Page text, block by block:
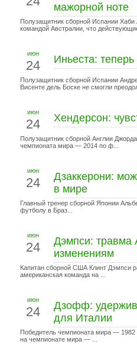
мажорной ноте
Полузащитник сборной Испании Хаби
командой Австралии, что
июн
24 Иньеста:
Полузащитник сборной Испании
Висенте дель Боске не смогли
июн
24 Хендерсон:
Полузащитник сборной Англии
чемпионата мира — 2014 по ф...
июн
24
Дзаккерони:
в мире
Главный тренер сборной Японии
футболу в Браз...
июн
24
Дэмпси: травма
изменениям
Капитан сборной США Клинт Дэмпси
американская команда на ...
июн
24
Дзофф:
для Италии
Победитель чемпионата мира —
на чемпионате мира — ...